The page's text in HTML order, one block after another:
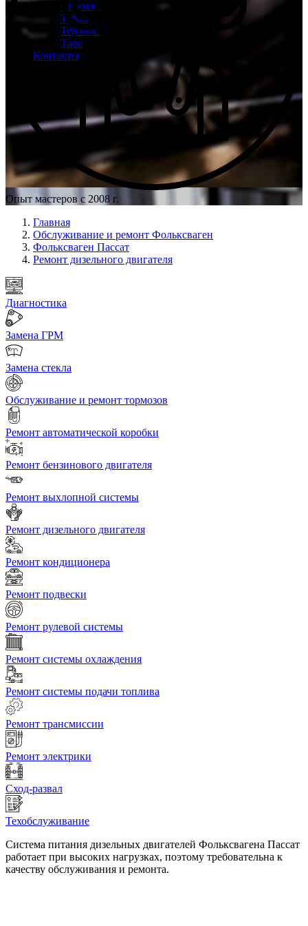
Сирокко
Туран
Терамонт
Таос
Контакты
Опыт мастеров с 2008 г.
Главная
Обслуживание и ремонт Фольксваген
Фольксваген Пассат
Ремонт дизельного двигателя
Диагностика
Замена ГРМ
Замена стекла
Обслуживание и ремонт тормозов
Ремонт автоматической коробки
Ремонт бензинового двигателя
Ремонт выхлопной системы
Ремонт дизельного двигателя
Ремонт кондиционера
Ремонт подвески
Ремонт рулевой системы
Ремонт системы охлаждения
Ремонт системы подачи топлива
Ремонт трансмиссии
Ремонт электрики
Сход-развал
Техобслуживание
Система питания дизельных двигателей Фольксвагена Пассат
работает при высоких нагрузках, поэтому требовательна к
качеству обслуживания и ремонта.